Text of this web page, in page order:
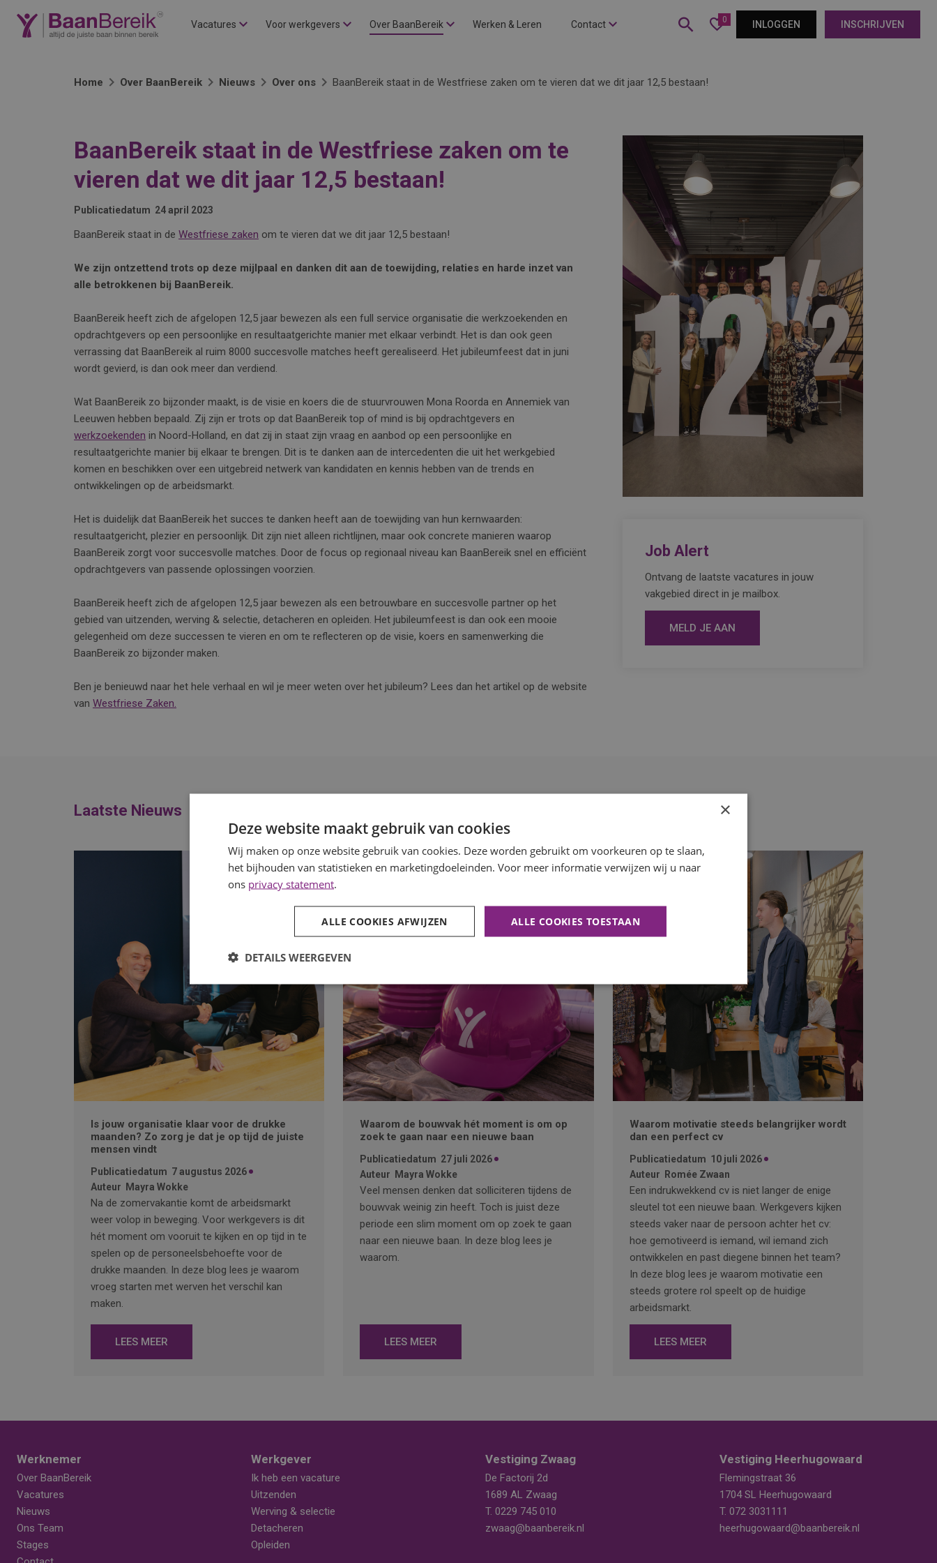
Vacatures Voor werkgevers Over BaanBereik Werken & Leren Contact 0 INLOGGEN INSCHRIJVEN
Home Over BaanBereik Nieuws Over ons BaanBereik staat in de Westfriese zaken om te vieren dat we dit jaar 12,5 bestaan!
BaanBereik staat in de Westfriese zaken om te
vieren dat we dit jaar 12,5 bestaan!
Publicatiedatum 24 april 2023
BaanBereik staat in de Westfriese zaken om te vieren dat we dit jaar 12,5 bestaan!
We zijn ontzettend trots op deze mijlpaal en danken dit aan de toewijding, relaties en harde inzet van
alle betrokkenen bij BaanBereik.
BaanBereik heeft zich de afgelopen 12,5 jaar bewezen als een full service organisatie die werkzoekenden en
opdrachtgevers op een persoonlijke en resultaatgerichte manier met elkaar verbindt. Het is dan ook geen
verrassing dat BaanBereik al ruim 8000 succesvolle matches heeft gerealiseerd. Het jubileumfeest dat in juni
wordt gevierd, is dan ook meer dan verdiend.
Wat BaanBereik zo bijzonder maakt, is de visie en koers die de stuurvrouwen Mona Roorda en Annemiek van
Leeuwen hebben bepaald. Zij zijn er trots op dat BaanBereik top of mind is bij opdrachtgevers en
werkzoekenden in Noord-Holland, en dat zij in staat zijn vraag en aanbod op een persoonlijke en
resultaatgerichte manier bij elkaar te brengen. Dit is te danken aan de intercedenten die uit het werkgebied
komen en beschikken over een uitgebreid netwerk van kandidaten en kennis hebben van de trends en
ontwikkelingen op de arbeidsmarkt.
Het is duidelijk dat BaanBereik het succes te danken heeft aan de toewijding van hun kernwaarden:
resultaatgericht, plezier en persoonlijk. Dit zijn niet alleen richtlijnen, maar ook concrete manieren waarop
BaanBereik zorgt voor succesvolle matches. Door de focus op regionaal niveau kan BaanBereik snel en efficiënt
opdrachtgevers van passende oplossingen voorzien.
BaanBereik heeft zich de afgelopen 12,5 jaar bewezen als een betrouwbare en succesvolle partner op het
gebied van uitzenden, werving & selectie, detacheren en opleiden. Het jubileumfeest is dan ook een mooie
gelegenheid om deze successen te vieren en om te reflecteren op de visie, koers en samenwerking die
BaanBereik zo bijzonder maken.
Ben je benieuwd naar het hele verhaal en wil je meer weten over het jubileum? Lees dan het artikel op de website
van Westfriese Zaken.
Job Alert
Ontvang de laatste vacatures in jouw
vakgebied direct in je mailbox.
MELD JE AAN
Laatste Nieuws
Is jouw organisatie klaar voor de drukke
maanden? Zo zorg je dat je op tijd de juiste
mensen vindt
Publicatiedatum 7 augustus 2026
Auteur
Mayra Wokke
Na de zomervakantie komt de arbeidsmarkt
weer volop in beweging. Voor werkgevers is dit
hét moment om vooruit te kijken en op tijd in te
spelen op de personeelsbehoefte voor de
drukke maanden. In deze blog lees je waarom
vroeg starten met werven het verschil kan
maken.
LEES MEER
Waarom de bouwvak hét moment is om op
zoek te gaan naar een nieuwe baan
Publicatiedatum 27 juli 2026
Auteur
Mayra Wokke
Veel mensen denken dat solliciteren tijdens de
bouwvak weinig zin heeft. Toch is juist deze
periode een slim moment om op zoek te gaan
naar een nieuwe baan. In deze blog lees je
waarom.
LEES MEER
Waarom motivatie steeds belangrijker wordt
dan een perfect cv
Publicatiedatum 10 juli 2026
Auteur
Romée Zwaan
Een indrukwekkend cv is niet langer de enige
sleutel tot een nieuwe baan. Werkgevers kijken
steeds vaker naar de persoon achter het cv:
hoe gemotiveerd is iemand, wil iemand zich
ontwikkelen en past diegene binnen het team?
In deze blog lees je waarom motivatie een
steeds grotere rol speelt op de huidige
arbeidsmarkt.
LEES MEER
Werknemer
Over BaanBereik
Vacatures
Nieuws
Ons Team
Stages
Werkgever
Ik heb een vacature
Uitzenden
Werving & selectie
Detacheren
Opleiden
Vestiging Zwaag
De Factorij 2d
1689 AL Zwaag
T. 0229 745 010
zwaag@baanbereik.nl
Vestiging Heerhugowaard
Flemingstraat 36
1704 SL Heerhugowaard
T. 072 3031111
heerhugowaard@baanbereik.nl
×
Deze website maakt gebruik van cookies
Wij maken op onze website gebruik van cookies. Deze worden gebruikt om voorkeuren op te slaan,
het bijhouden van statistieken en marketingdoeleinden. Voor meer informatie verwijzen wij u naar
ons privacy statement.
ALLE COOKIES TOESTAAN
ALLE COOKIES AFWIJZEN
DETAILS WEERGEVEN